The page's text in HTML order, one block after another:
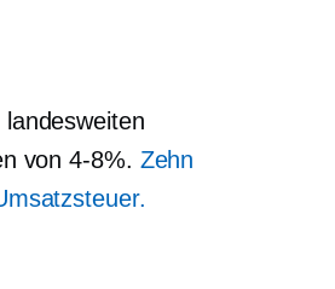
von4-8%. Zehn